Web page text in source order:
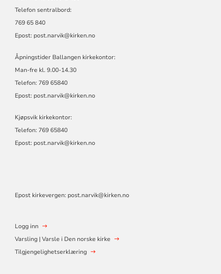
Telefon sentralbord:
769 65 840
Epost: post.narvik@kirken.no
Åpningstider Ballangen kirkekontor:
Man-fre kl. 9.00-14.30
Telefon: 769 65840
Epost: post.narvik@kirken.no
Kjøpsvik kirkekontor:
Telefon: 769 65840
Epost: post.narvik@kirken.no
Epost kirkevergen: post.narvik@kirken.no
Logg inn
Varsling | Varsle i Den norske kirke
Tilgjengelighetserklæring